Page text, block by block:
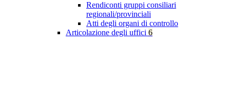
Rendiconti gruppi consiliari
regionali/provinciali
Atti degli organi di controllo
Articolazione degli uffici 6